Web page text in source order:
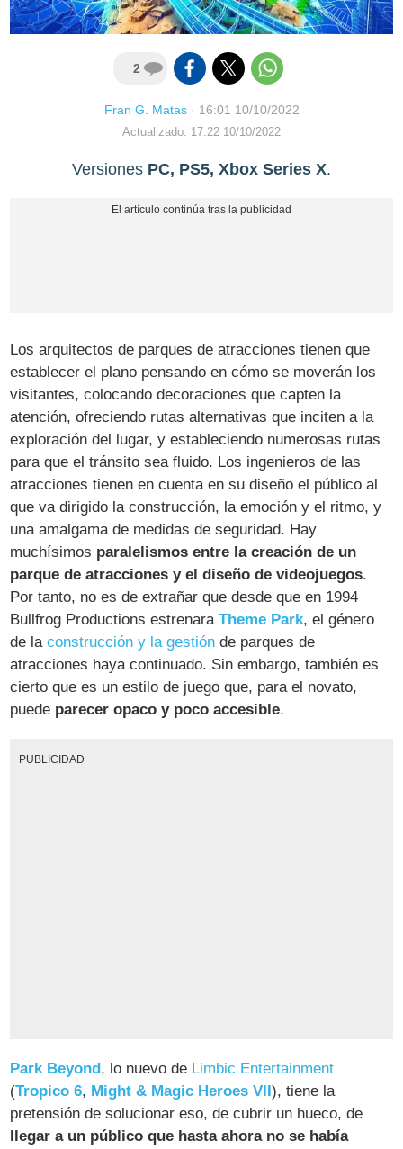
2
Fran G. Matas· 16:01 10/10/2022
Actualizado: 17:22 10/10/2022
Versiones PC, PS5, Xbox Series X.
Los arquitectos de parques de atracciones tienen que
establecer el plano pensando en cómo se moverán los
visitantes, colocando decoraciones que capten la
atención, ofreciendo rutas alternativas que inciten a la
exploración del lugar, y estableciendo numerosas rutas
para que el tránsito sea fluido. Los ingenieros de las
atracciones tienen en cuenta en su diseño el público al
que va dirigido la construcción, la emoción y el ritmo, y
una amalgama de medidas de seguridad. Hay
muchísimos paralelismos entre la creación de un
parque de atracciones y el diseño de videojuegos.
Por tanto, no es de extrañar que desde que en 1994
Bullfrog Productions estrenaraTheme Park, el género
de laconstrucción y la gestión de parques de
atracciones haya continuado. Sin embargo, también es
cierto que es un estilo de juego que, para el novato,
puede parecer opaco y poco accesible.
PUBLICIDAD
Park Beyond , lo nuevo de Limbic Entertainment
(Tropico 6, Might & Magic Heroes VII), tiene la
pretensión de solucionar eso, de cubrir un hueco, de
llegar a un público que hasta ahora no se había